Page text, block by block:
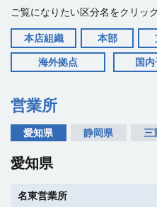
ご覧になりたい区分名をクリッ
本店組織 本部
海外拠点 国
〒460-0008 愛知県名古屋市中
電話： 052-221-1111
本店 別館
〒455-0011 愛知県名古屋市港
電話： 052-659-1115
東京本部
〒461-0043 愛知県名古屋市東
電話： 052-722-2161
岡崎支店
〒060-0001 北海道札幌市中央
（FWD札幌ビル5階）
営業所
愛知県 静岡県 三
愛知県
名東営業所